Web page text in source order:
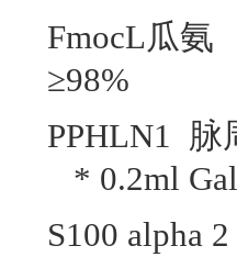
FmocL瓜氨
≥98%
PPHLN1 脉
* 0.2ml
S100 alpha